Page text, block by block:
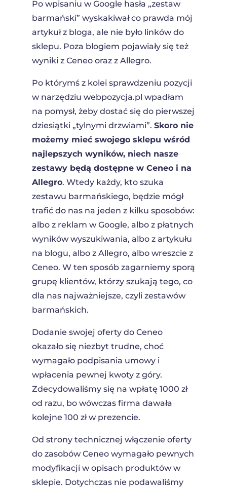
Po wpisaniu w Google hasła „zestaw
barmański” wyskakiwał co prawda mój
artykuł z bloga, ale nie było linków do
sklepu. Poza blogiem pojawiały się też
wyniki z Ceneo oraz z Allegro.
Po którymś z kolei sprawdzeniu pozycji
w narzędziu webpozycja.pl wpadłam
na pomysł, żeby dostać się do pierwszej
dziesiątki „tylnymi drzwiami”. Skoro nie
możemy mieć swojego sklepu wśród
najlepszych wyników, niech nasze
zestawy będą dostępne w Ceneo i na
Allegro. Wtedy każdy, kto szuka
zestawu barmańskiego, będzie mógł
trafić do nas na jeden z kilku sposobów:
albo z reklam w Google, albo z płatnych
wyników wyszukiwania, albo z artykułu
na blogu, albo z Allegro, albo wreszcie z
Ceneo. W ten sposób zagarniemy sporą
grupę klientów, którzy szukają tego, co
dla nas najważniejsze, czyli zestawów
barmańskich.
Dodanie swojej oferty do Ceneo
okazało się niezbyt trudne, choć
wymagało podpisania umowy i
wpłacenia pewnej kwoty z góry.
Zdecydowaliśmy się na wpłatę 1000 zł
od razu, bo wówczas firma dawała
kolejne 100 zł w prezencie.
Od strony technicznej włączenie oferty
do zasobów Ceneo wymagało pewnych
modyfikacji w opisach produktów w
sklepie. Dotychczas nie podawaliśmy